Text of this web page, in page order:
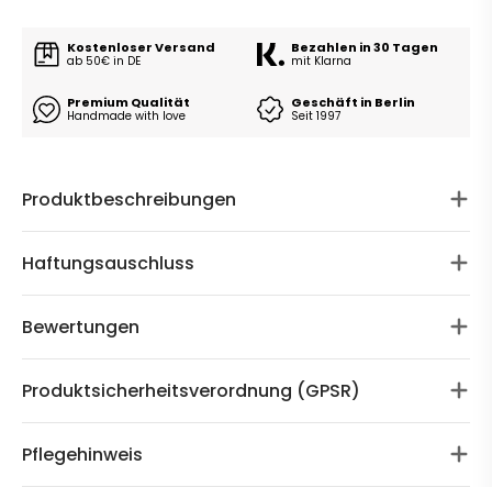
Kostenloser Versand
ab 50€ in DE
Bezahlen in 30 Tagen
mit Klarna
Premium Qualität
Handmade with love
Geschäft in Berlin
Seit 1997
Produktbeschreibungen
Haftungsauschluss
Bewertungen
Produktsicherheitsverordnung (GPSR)
Pflegehinweis